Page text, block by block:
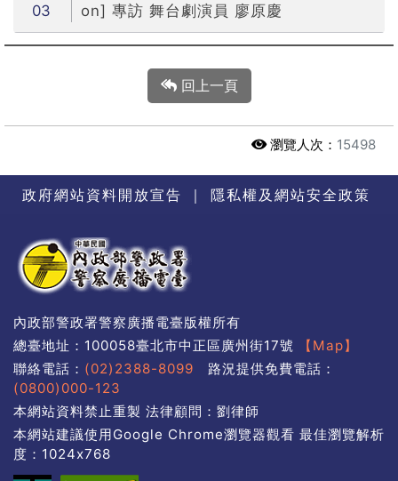
03
on] 專訪 舞台劇演員 廖原慶
回上一頁
瀏覽人次： 15498
政府網站資料開放宣告 ｜ 隱私權及網站安全政策
內政部警政署警察廣播電臺版權所有
總臺地址：100058臺北市中正區廣州街17號
【Map】
聯絡電話： (02)2388-8099 路況提供免費電話：
(0800)000-123
本網站資料禁止重製 法律顧問：劉律師
本網站建議使用Google Chrome瀏覽器觀看 最佳瀏覽解析
度：1024x768